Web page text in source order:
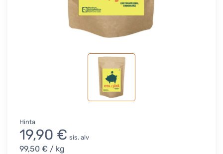
Hinta
19,90 € sis. alv
99,50 € / kg